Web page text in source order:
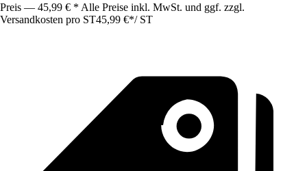
Preis — 45,99 € * Alle Preise inkl. MwSt. und ggf. zzgl.
Versandkosten pro ST45,99 €*/ ST